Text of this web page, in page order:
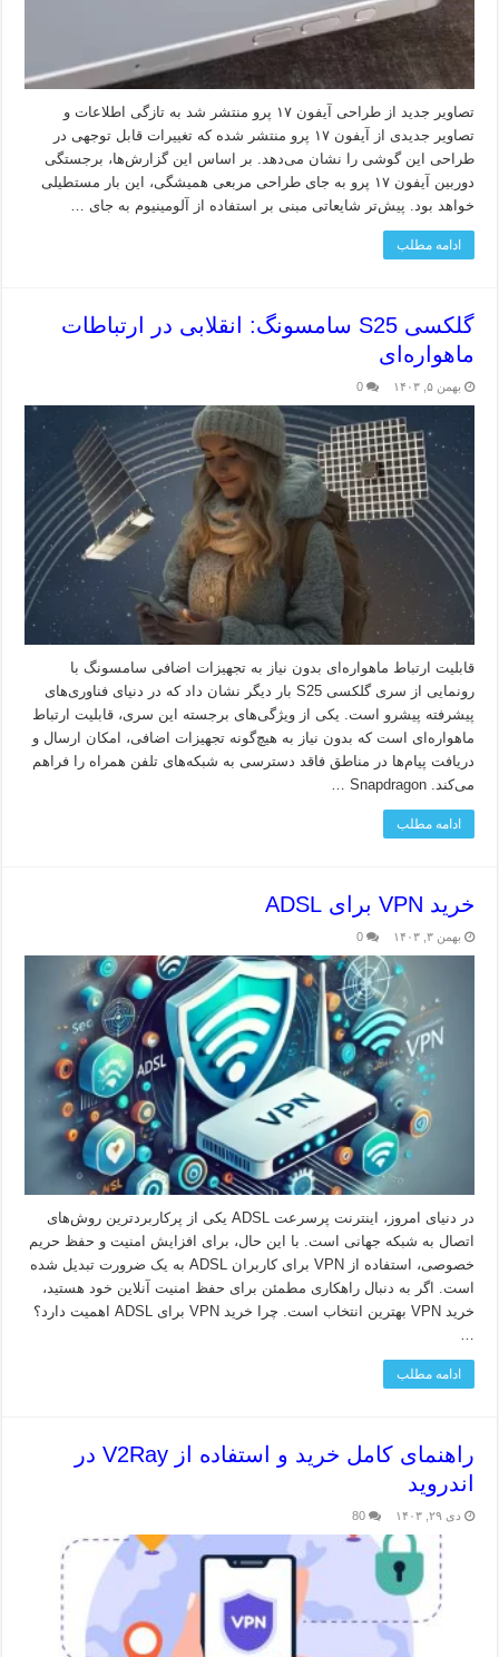
تصاویر جدید از طراحی آیفون ۱۷ پرو منتشر شد به تازگی اطلاعات و
تصاویر جدیدی از آیفون ۱۷ پرو منتشر شده که تغییرات قابل توجهی در
طراحی این گوشی را نشان می‌دهد. بر اساس این گزارش‌ها، برجستگی
دوربین آیفون ۱۷ پرو به جای طراحی مربعی همیشگی، این بار مستطیلی
خواهد بود. پیش‌تر شایعاتی مبنی بر استفاده از آلومینیوم به جای …
ادامه مطلب
گلکسی S25 سامسونگ: انقلابی در ارتباطات
ماهواره‌ای
بهمن ۵, ۱۴۰۳ 0
قابلیت ارتباط ماهواره‌ای بدون نیاز به تجهیزات اضافی سامسونگ با
رونمایی از سری گلکسی S25 بار دیگر نشان داد که در دنیای فناوری‌های
پیشرفته پیشرو است. یکی از ویژگی‌های برجسته این سری، قابلیت ارتباط
ماهواره‌ای است که بدون نیاز به هیچ‌گونه تجهیزات اضافی، امکان ارسال و
دریافت پیام‌ها در مناطق فاقد دسترسی به شبکه‌های تلفن همراه را فراهم
می‌کند. Snapdragon …
ادامه مطلب
خرید VPN برای ADSL
بهمن ۳, ۱۴۰۳ 0
در دنیای امروز، اینترنت پرسرعت ADSL یکی از پرکاربردترین روش‌های
اتصال به شبکه جهانی است. با این حال، برای افزایش امنیت و حفظ حریم
خصوصی، استفاده از VPN برای کاربران ADSL به یک ضرورت تبدیل شده
است. اگر به دنبال راهکاری مطمئن برای حفظ امنیت آنلاین خود هستید،
خرید VPN بهترین انتخاب است. چرا خرید VPN برای ADSL اهمیت دارد؟
ادامه مطلب
راهنمای کامل خرید و استفاده از V2Ray در
اندروید
دی ۲۹, ۱۴۰۳ 80